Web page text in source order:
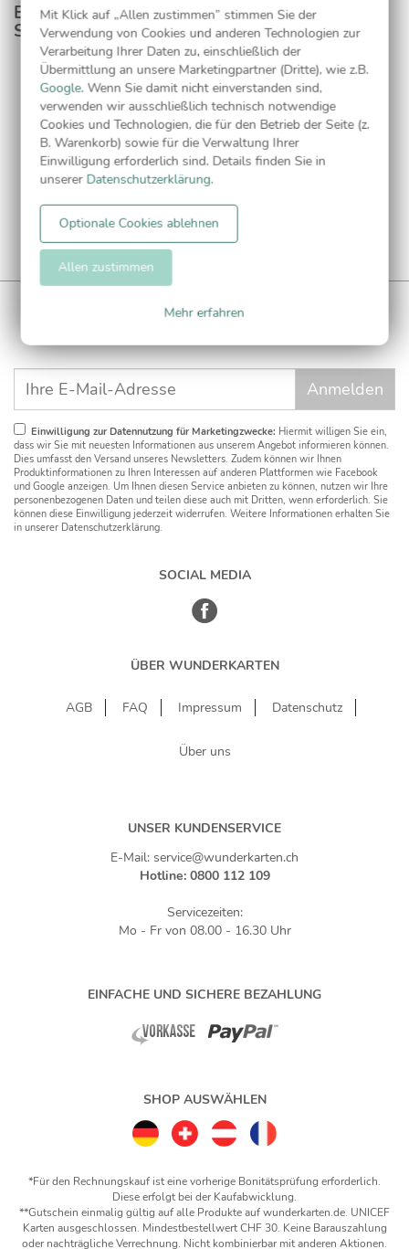
Entdecken Sie passende Produkte aus dieser
Serie
Adressaufkleber
WUNDERKARTEN NEWSLETTER
Einwilligung zur Datennutzung für Marketingzwecke: Hiermit willigen Sie ein,
dass wir Sie mit neuesten Informationen aus unserem Angebot informieren können.
Dies umfasst den Versand unseres Newsletters. Zudem können wir Ihnen
Produktinformationen zu Ihren Interessen auf anderen Plattformen wie Facebook
und Google anzeigen. Um Ihnen diesen Service anbieten zu können, nutzen wir Ihre
personenbezogenen Daten und teilen diese auch mit Dritten, wenn erforderlich. Sie
können diese Einwilligung jederzeit widerrufen. Weitere Informationen erhalten Sie
in unserer Datenschutzerklärung.
SOCIAL MEDIA
ÜBER WUNDERKARTEN
AGB FAQ Impressum Datenschutz
Über uns
UNSER KUNDENSERVICE
E-Mail: service@wunderkarten.ch
Hotline: 0800 112 109
Servicezeiten:
Mo - Fr von 08.00 - 16.30 Uhr
EINFACHE UND SICHERE BEZAHLUNG
SHOP AUSWÄHLEN
*Für den Rechnungskauf ist eine vorherige Bonitätsprüfung erforderlich.
Diese erfolgt bei der Kaufabwicklung.
**Gutschein einmalig gültig auf alle Produkte auf wunderkarten.de. UNICEF
Karten ausgeschlossen. Mindestbestellwert CHF 30. Keine Barauszahlung
oder nachträgliche Verrechnung. Nicht kombinierbar mit anderen Aktionen.
Mit Klick auf „Allen zustimmen” stimmen Sie der
Verwendung von Cookies und anderen Technologien zur
Verarbeitung Ihrer Daten zu, einschließlich der
Übermittlung an unsere Marketingpartner (Dritte), wie z.B.
Google. Wenn Sie damit nicht einverstanden sind,
verwenden wir ausschließlich technisch notwendige
Cookies und Technologien, die für den Betrieb der Seite (z.
B. Warenkorb) sowie für die Verwaltung Ihrer
Einwilligung erforderlich sind. Details finden Sie in
unserer Datenschutzerklärung.
Mehr erfahren
Optionale Cookies ablehnen
Allen zustimmen